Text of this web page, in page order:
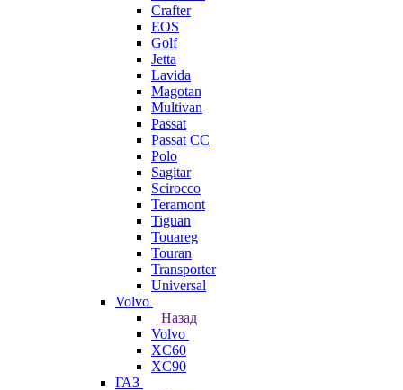
Crafter
EOS
Golf
Jetta
Lavida
Magotan
Multivan
Passat
Passat CC
Polo
Sagitar
Scirocco
Teramont
Tiguan
Touareg
Touran
Transporter
Universal
Volvo
Назад
Volvo
XC60
XC90
ГАЗ